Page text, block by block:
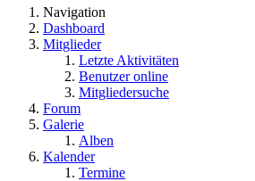
Navigation
Dashboard
Mitglieder
Letzte Aktivitäten
Benutzer online
Mitgliedersuche
Forum
Galerie
Alben
Kalender
Termine